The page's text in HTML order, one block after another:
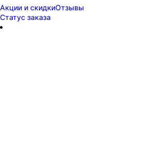
Акции и скидкиОтзывы
Статус заказа